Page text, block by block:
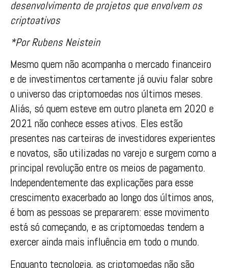
desenvolvimento de projetos que envolvem os
criptoativos
*Por Rubens Neistein
Mesmo quem não acompanha o mercado financeiro
e de investimentos certamente já ouviu falar sobre
o universo das criptomoedas nos últimos meses.
Aliás, só quem esteve em outro planeta em 2020 e
2021 não conhece esses ativos. Eles estão
presentes nas carteiras de investidores experientes
e novatos, são utilizadas no varejo e surgem como a
principal revolução entre os meios de pagamento.
Independentemente das explicações para esse
crescimento exacerbado ao longo dos últimos anos,
é bom as pessoas se prepararem: esse movimento
está só começando, e as criptomoedas tendem a
exercer ainda mais influência em todo o mundo.
Enquanto tecnologia, as criptomoedas não são